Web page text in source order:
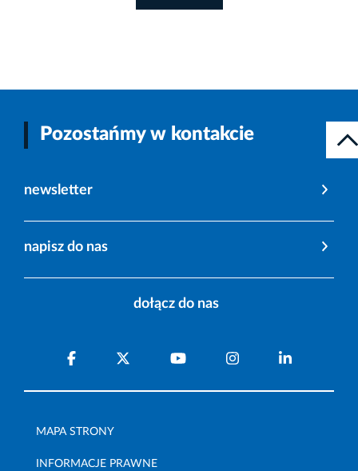
Pozostańmy w kontakcie
newsletter
napisz do nas
dołącz do nas
MAPA STRONY
INFORMACJE PRAWNE